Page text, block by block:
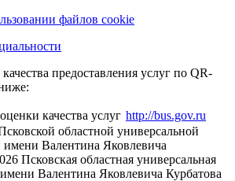
файлов cookie
предоставления услуг по QR-
http://bus.gov.ru
областной универсальной
имени Валентина Яковлевича
Псковская областная универсальная
Валентина Яковлевича Курбатова